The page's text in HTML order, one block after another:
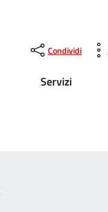
Condividi
Servizi